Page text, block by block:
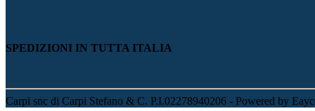
SPEDIZIONI IN TUTTA ITALIA
Carpi snc di Carpi Stefano & C. P.I.02278940206 - Powered by